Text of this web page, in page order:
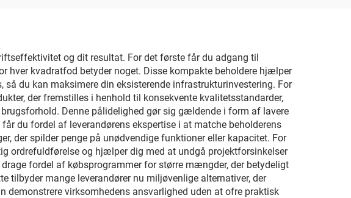
og dit resultat. For det første får du adgang til
hver kvadratfod betyder noget. Disse kompakte beholdere hjælper
du kan maksimere din eksisterende infrastrukturinvestering. For
der fremstilles i henhold til konsekvente kvalitetsstandarder,
Denne pålidelighed gør sig gældende i form af lavere
du fordel af leverandørens ekspertise i at matche beholderens
der spilder penge på unødvendige funktioner eller kapacitet. For
ordrefuldførelse og hjælper dig med at undgå projektforsinkelser
fordel af købsprogrammer for større mængder, der betydeligt
tilbyder mange leverandører nu miljøvenlige alternativer, der
virksomhedens ansvarlighed uden at ofre praktisk